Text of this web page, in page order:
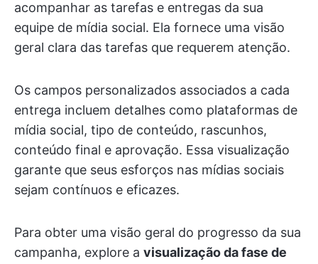
acompanhar as tarefas e entregas da sua
equipe de mídia social. Ela fornece uma visão
geral clara das tarefas que requerem atenção.
Os campos personalizados associados a cada
entrega incluem detalhes como plataformas de
mídia social, tipo de conteúdo, rascunhos,
conteúdo final e aprovação. Essa visualização
garante que seus esforços nas mídias sociais
sejam contínuos e eficazes.
Para obter uma visão geral do progresso da sua
campanha, explore a visualização da fase de